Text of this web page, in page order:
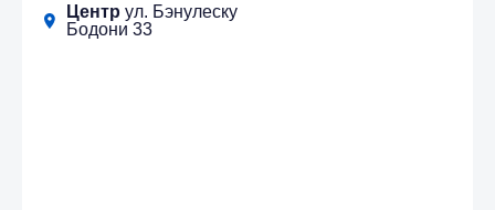
Центр ул. Бэнулеску
Бодони 33